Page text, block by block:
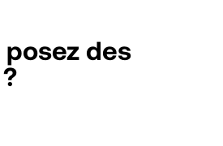
posez des